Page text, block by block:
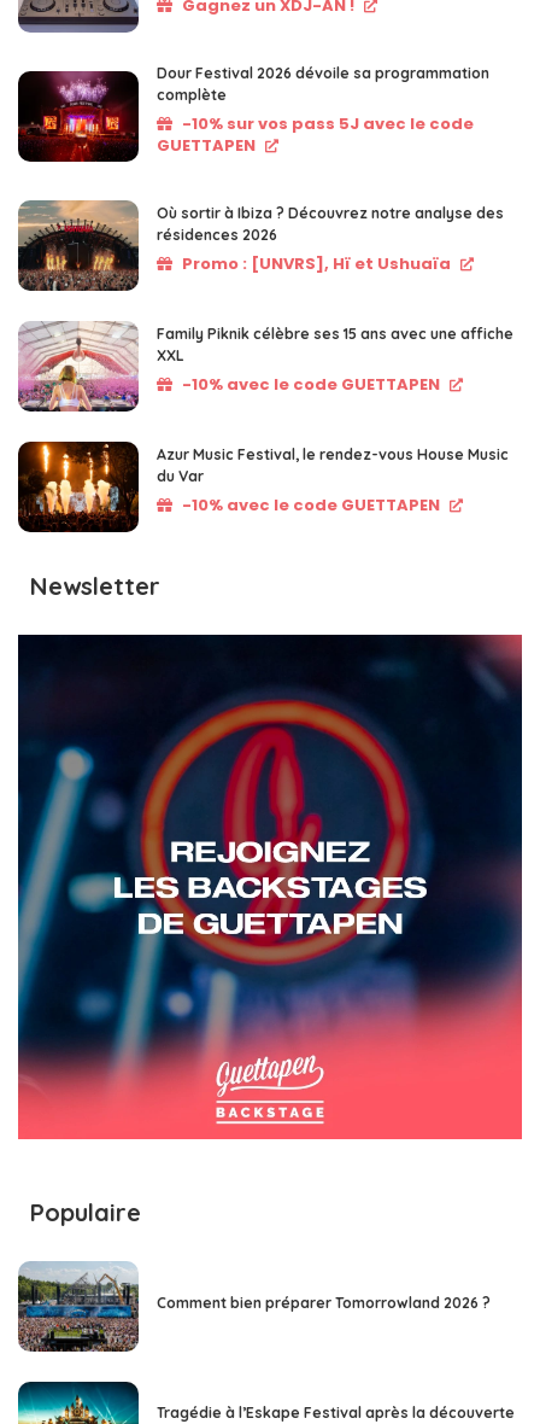
Gagnez un XDJ-AN !
Dour Festival 2026 dévoile sa programmation
complète
-10% sur vos pass 5J avec le code
GUETTAPEN
Où sortir à Ibiza ? Découvrez notre analyse des
résidences 2026
Promo : [UNVRS], Hï et Ushuaïa
Family Piknik célèbre ses 15 ans avec une affiche
XXL
-10% avec le code GUETTAPEN
Azur Music Festival, le rendez-vous House Music
du Var
-10% avec le code GUETTAPEN
Newsletter
Populaire
Comment bien préparer Tomorrowland 2026 ?
Tragédie à l’Eskape Festival après la découverte